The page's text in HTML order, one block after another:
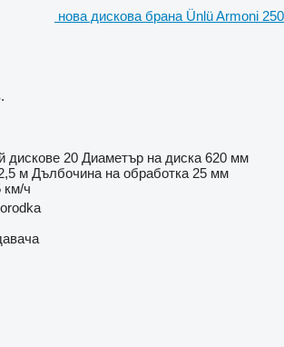
нова дискова брана Ünlü Armoni 250
дискове 20 Диаметър на диска 620 мм
м Дълбочина на обработка 25 мм
км/ч